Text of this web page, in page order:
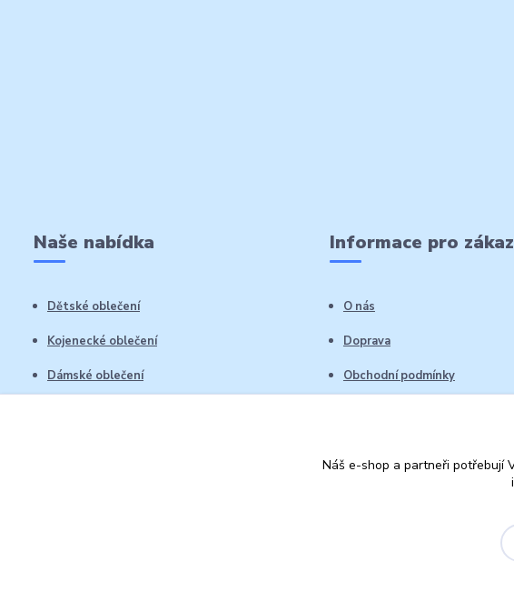
Naše nabídka
Dětské oblečení
Kojenecké oblečení
Dámské oblečení
Informace pro
O nás
Doprava
Obchodní podmínky
Náš e-shop a partneři potřebují